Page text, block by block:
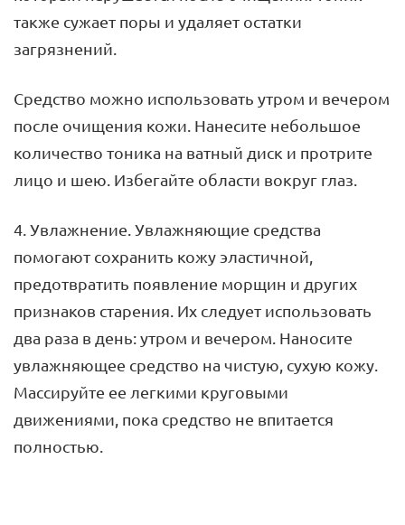
также сужает поры и удаляет остатки
загрязнений.
Средство можно использовать утром и вечером
после очищения кожи. Нанесите небольшое
количество тоника на ватный диск и протрите
лицо и шею. Избегайте области вокруг глаз.
4. Увлажнение. Увлажняющие средства
помогают сохранить кожу эластичной,
предотвратить появление морщин и других
признаков старения. Их следует использовать
два раза в день: утром и вечером. Наносите
увлажняющее средство на чистую, сухую кожу.
Массируйте ее легкими круговыми
движениями, пока средство не впитается
полностью.